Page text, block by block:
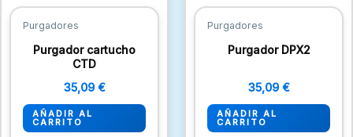
Purgadores
Purgador cartucho
CTD
35,09 €
AÑADIR AL
CARRITO
Purgadores
Purgador DPX2
35,09 €
AÑADIR AL
CARRITO